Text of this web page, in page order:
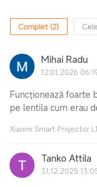
Complet (2)
Mihai Radu
12.01.2026
Funcționează foarte
pe lentila cum erau
Xiaomi Smart Projector
Tanko Attila
31.12.2025